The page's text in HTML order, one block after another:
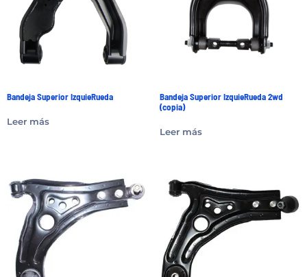
Bandeja Superior IzquieRueda
Leer más
Bandeja Superior IzquieRueda 2wd
(copia)
Leer más